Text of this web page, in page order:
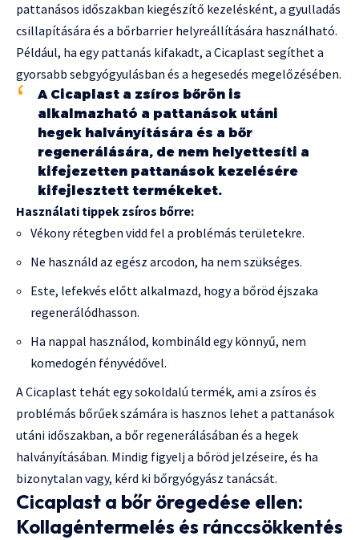
pattanásos időszakban kiegészítő kezelésként, a gyulladás
csillapítására és a bőrbarrier helyreállítására használható.
Például, ha egy pattanás kifakadt, a Cicaplast segíthet a
gyorsabb sebgyógyulásban és a hegesedés megelőzésében.
A Cicaplast a zsíros bőrön is
alkalmazható a pattanások utáni
hegek halványítására és a bőr
regenerálására, de nem helyettesíti a
kifejezetten pattanások kezelésére
kifejlesztett termékeket.
Használati tippek zsíros bőrre:
Vékony rétegben vidd fel a problémás területekre.
Ne használd az egész arcodon, ha nem szükséges.
Este, lefekvés előtt alkalmazd, hogy a bőröd éjszaka
regenerálódhasson.
Ha nappal használod, kombináld egy könnyű, nem
komedogén fényvédővel.
A Cicaplast tehát egy sokoldalú termék, ami a zsíros és
problémás bőrűek számára is hasznos lehet a pattanások
utáni időszakban, a bőr regenerálásában és a hegek
halványításában. Mindig figyelj a bőröd jelzéseire, és ha
bizonytalan vagy, kérd ki bőrgyógyász tanácsát.
Cicaplast a bőr öregedése ellen:
Kollagéntermelés és ránccsökkentés